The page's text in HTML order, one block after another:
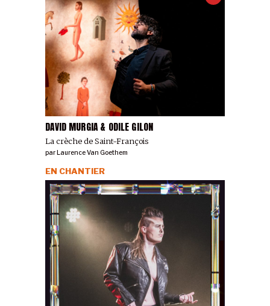
DAVID MURGIA & ODILE GILON
La crèche de Saint-François
parLaurence Van Goethem
EN CHANTIER